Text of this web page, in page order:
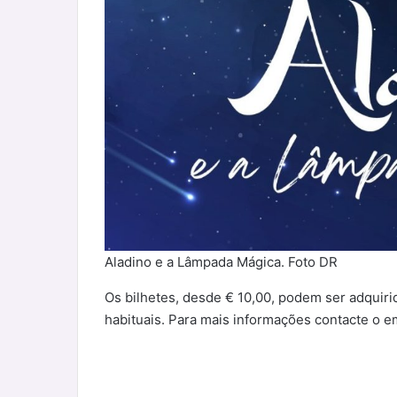
Aladino e a Lâmpada Mágica. Foto DR
Os bilhetes, desde € 10,00, podem ser
habituais. Para mais informações contacte o